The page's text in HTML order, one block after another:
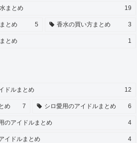
まとめ 19
とめ 5 香水の買い方まとめ 3
とめ 1
ドルまとめ 12
め 7 シロ愛用のアイドルまとめ 6
のアイドルまとめ 4
イドルまとめ 4